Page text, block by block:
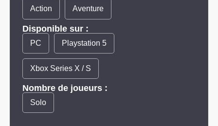
Action Aventure
Disponible sur :
PC Playstation 5
Xbox Series X / S
Nombre de joueurs :
Solo